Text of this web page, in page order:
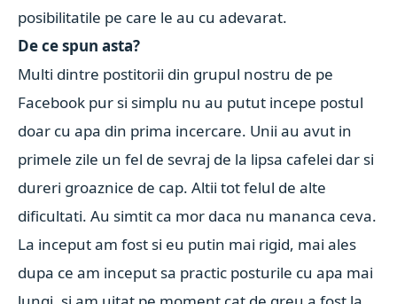
posibilitatile pe care le au cu adevarat.
De ce spun asta?
Multi dintre postitorii din grupul nostru de pe
Facebook pur si simplu nu au putut incepe postul
doar cu apa din prima incercare. Unii au avut in
primele zile un fel de sevraj de la lipsa cafelei dar si
dureri groaznice de cap. Altii tot felul de alte
dificultati. Au simtit ca mor daca nu mananca ceva.
La inceput am fost si eu putin mai rigid, mai ales
dupa ce am inceput sa practic posturile cu apa mai